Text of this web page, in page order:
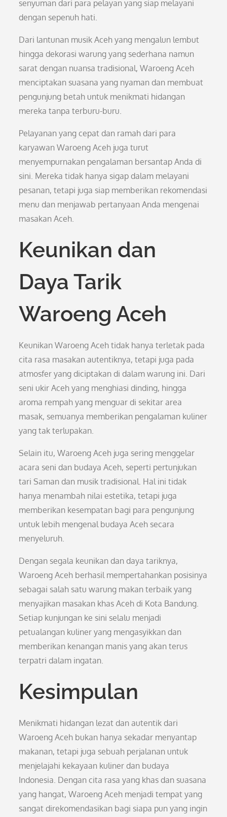
senyuman dari para pelayan yang siap melayani
dengan sepenuh hati.
Dari lantunan musik Aceh yang mengalun lembut
hingga dekorasi warung yang sederhana namun
sarat dengan nuansa tradisional, Waroeng Aceh
menciptakan suasana yang nyaman dan membuat
pengunjung betah untuk menikmati hidangan
mereka tanpa terburu-buru.
Pelayanan yang cepat dan ramah dari para
karyawan Waroeng Aceh juga turut
menyempurnakan pengalaman bersantap Anda di
sini. Mereka tidak hanya sigap dalam melayani
pesanan, tetapi juga siap memberikan rekomendasi
menu dan menjawab pertanyaan Anda mengenai
masakan Aceh.
Keunikan dan
Daya Tarik
Waroeng Aceh
Keunikan Waroeng Aceh tidak hanya terletak pada
cita rasa masakan autentiknya, tetapi juga pada
atmosfer yang diciptakan di dalam warung ini. Dari
seni ukir Aceh yang menghiasi dinding, hingga
aroma rempah yang menguar di sekitar area
masak, semuanya memberikan pengalaman kuliner
yang tak terlupakan.
Selain itu, Waroeng Aceh juga sering menggelar
acara seni dan budaya Aceh, seperti pertunjukan
tari Saman dan musik tradisional. Hal ini tidak
hanya menambah nilai estetika, tetapi juga
memberikan kesempatan bagi para pengunjung
untuk lebih mengenal budaya Aceh secara
menyeluruh.
Dengan segala keunikan dan daya tariknya,
Waroeng Aceh berhasil mempertahankan posisinya
sebagai salah satu warung makan terbaik yang
menyajikan masakan khas Aceh di Kota Bandung.
Setiap kunjungan ke sini selalu menjadi
petualangan kuliner yang mengasyikkan dan
memberikan kenangan manis yang akan terus
terpatri dalam ingatan.
Kesimpulan
Menikmati hidangan lezat dan autentik dari
Waroeng Aceh bukan hanya sekadar menyantap
makanan, tetapi juga sebuah perjalanan untuk
menjelajahi kekayaan kuliner dan budaya
Indonesia. Dengan cita rasa yang khas dan suasana
yang hangat, Waroeng Aceh menjadi tempat yang
sangat direkomendasikan bagi siapa pun yang ingin